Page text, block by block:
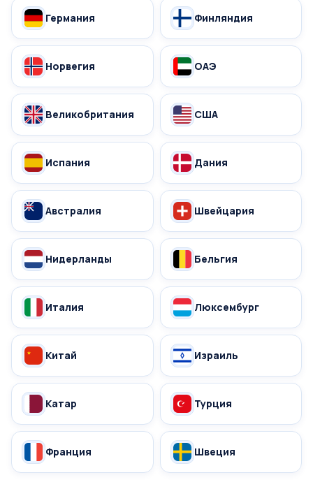
Германия Финляндия
Норвегия ОАЭ
Великобритания США
Испания Дания
Австралия Швейцария
Нидерланды Бельгия
Италия Люксембург
Китай Израиль
Катар Турция
Франция Швеция